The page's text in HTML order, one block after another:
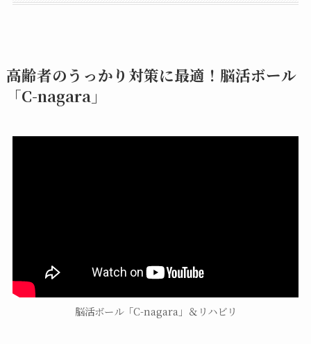
高齢者のうっかり対策に最適！脳活ボール
「C-nagara」
脳活ボール「C-nagara」＆リハビリ